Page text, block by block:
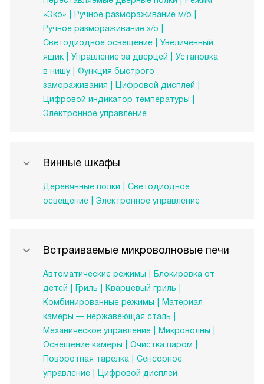
«Эко»
Ручное размораживание м/о
Ручное размораживание х/о
Светодиодное освещение
Увеличенный
ящик
Управление за дверцей
Установка
в нишу
Функция быстрого
замораживания
Цифровой дисплей
Цифровой индикатор температуры
Электронное управление
Винные шкафы
Деревянные полки
Светодиодное
освещение
Электронное управление
Встраиваемые микроволновые печи
Автоматические режимы
Блокировка от
детей
Гриль
Кварцевый гриль
Комбинированные режимы
Материал
камеры — нержавеющая сталь
Механическое управление
Микроволны
Освещение камеры
Очистка паром
Поворотная тарелка
Сенсорное
управление
Цифровой дисплей